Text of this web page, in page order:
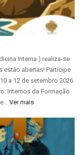
Interna ) realiza-se
estão abertas! Participe
a 12 de setembro 2026
Internos da Formação
Ver mais